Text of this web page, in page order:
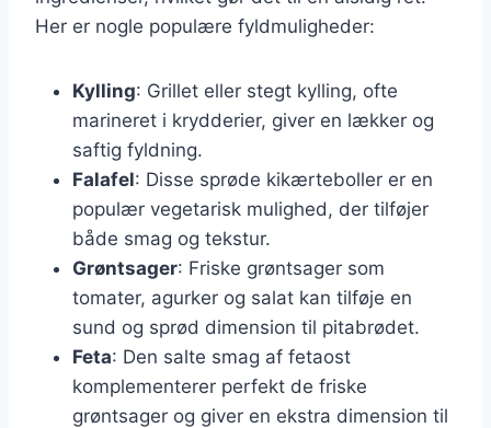
Her er nogle populære fyldmuligheder:
Kylling: Grillet eller stegt kylling, ofte
marineret i krydderier, giver en lækker og
saftig fyldning.
Falafel: Disse sprøde kikærteboller er en
populær vegetarisk mulighed, der tilføjer
både smag og tekstur.
Grøntsager: Friske grøntsager som
tomater, agurker og salat kan tilføje en
sund og sprød dimension til pitabrødet.
Feta: Den salte smag af fetaost
komplementerer perfekt de friske
grøntsager og giver en ekstra dimension til